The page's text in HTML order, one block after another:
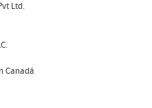
Ltd.
Canadá